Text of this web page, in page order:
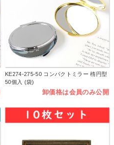
KE274-275-50 コンパクトミラー 楕円型
50個入 (袋)
卸価格は会員のみ公開